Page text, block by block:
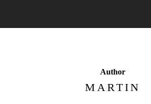
Author
MARTIN